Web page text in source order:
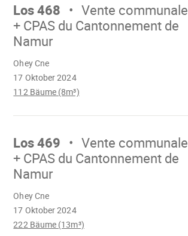
Los 468
Vente communale
+ CPAS du Cantonnement de
Namur
17 Oktober 2024
Ohey Cne
112 Bäume (8m³)
Mach
Los 469
Vente communale
+ CPAS du Cantonnement de
Namur
17 Oktober 2024
Ohey Cne
222 Bäume (13m³)